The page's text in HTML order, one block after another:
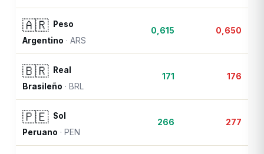
🇦🇷
Peso
Argentino ·ARS
0,615 0,650
🇧🇷
Real
Brasileño · BRL
171 176
🇵🇪 Sol
Peruano · PEN
266 277